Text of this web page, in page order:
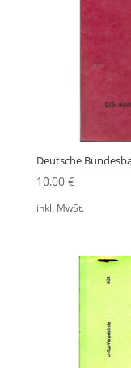
Deutsche
10,00 €
inkl. MwSt.